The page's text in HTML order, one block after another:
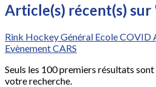
Article(s) récent(s) sur
Rink HockeyGénéral EcoleCOVID
Evènement CARS
Seuls les 100 premiers résultats
votre recherche.